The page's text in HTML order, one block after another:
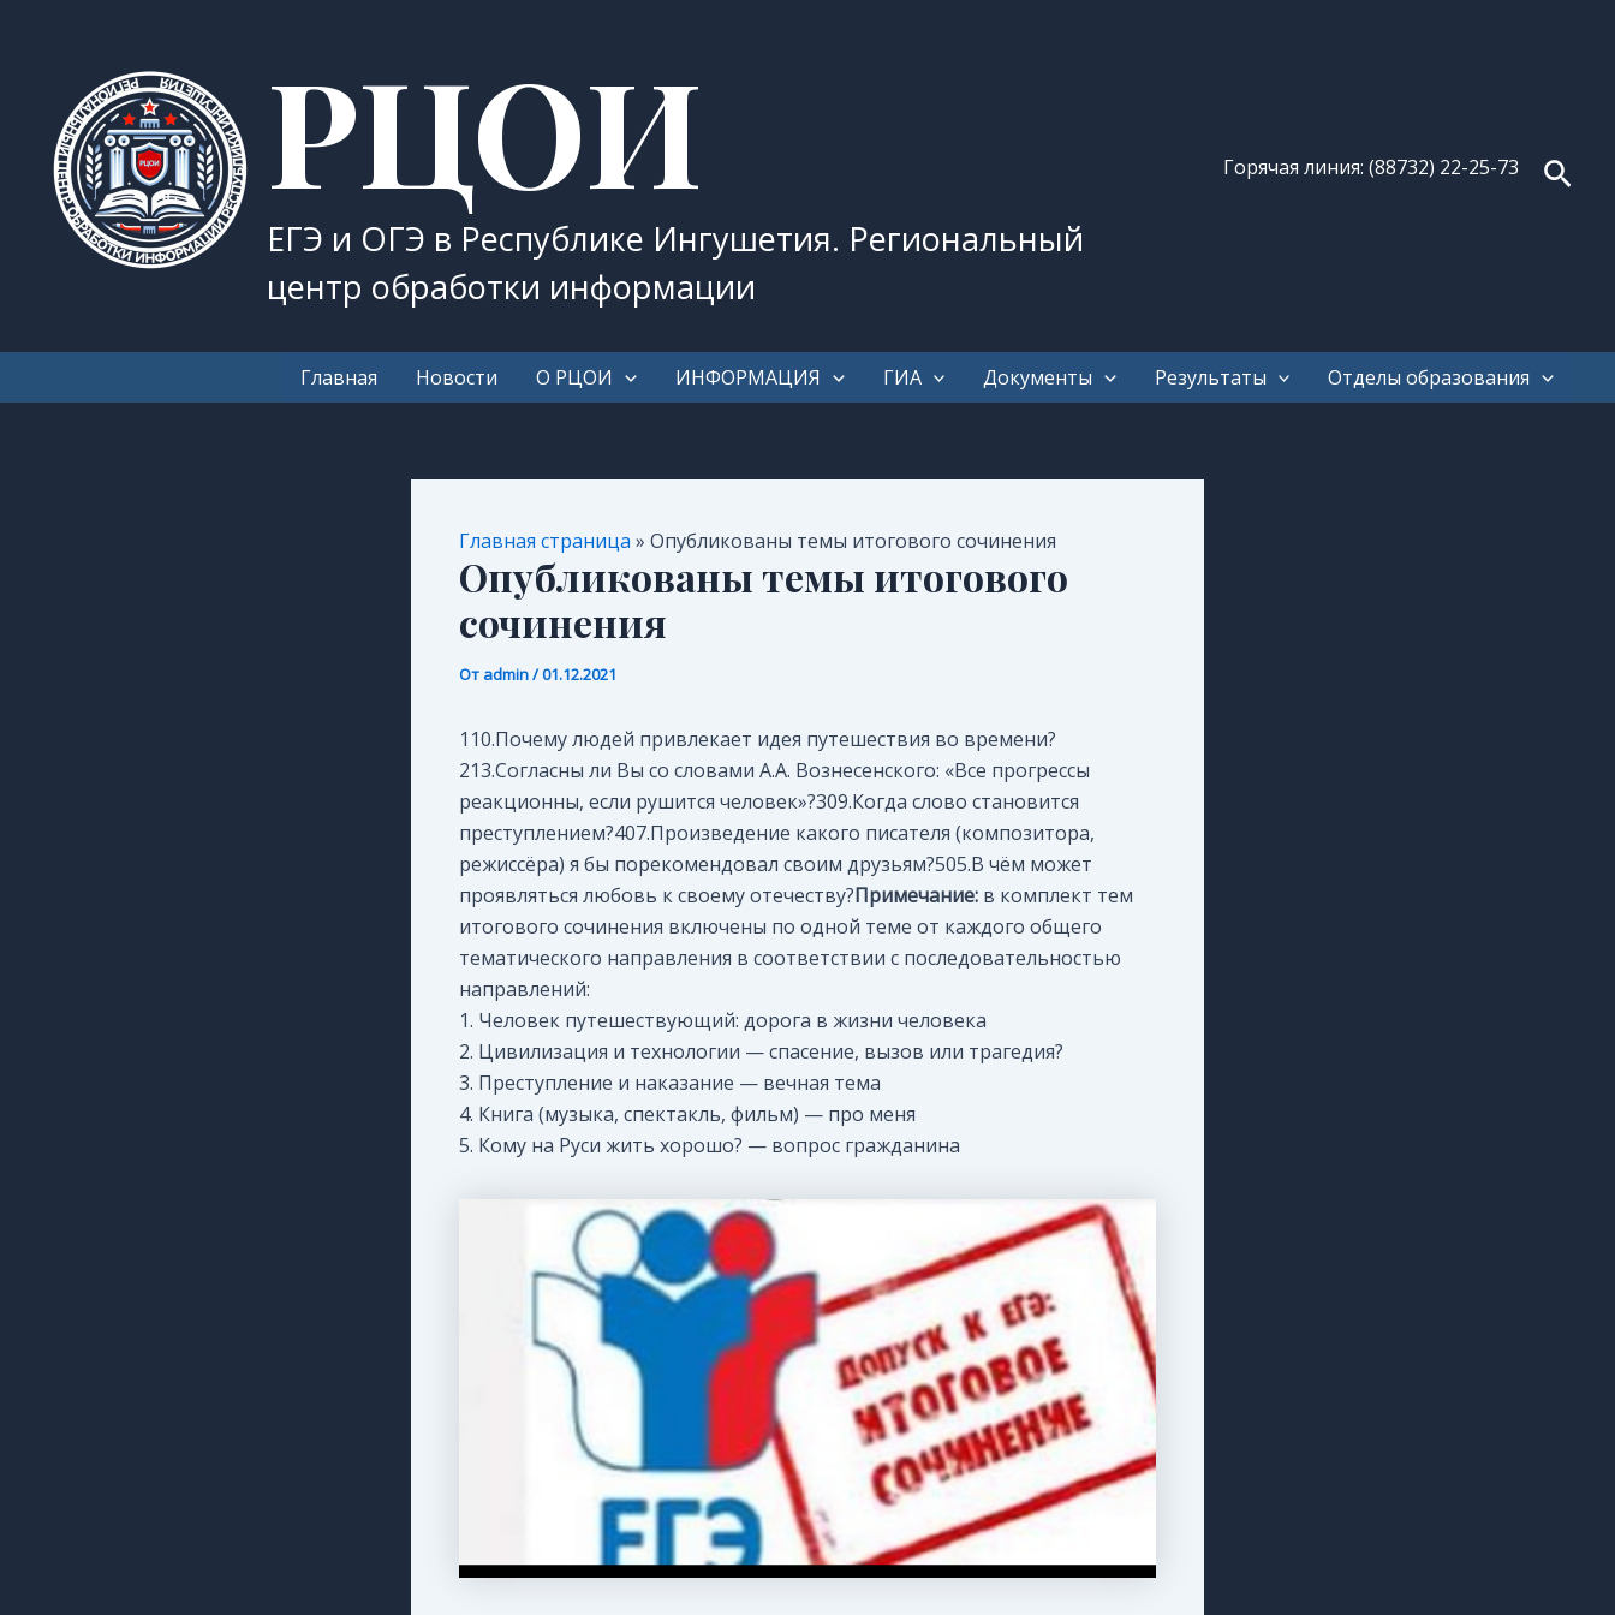
содержимому
РЦОИ
ЕГЭ и ОГЭ в Республике Ингушетия. Региональный
центр обработки информации
Горячая линия: (88732) 22-25-73
Главная Новости О РЦОИ ИНФОРМАЦИЯ ГИА Документы Результаты Отделы образования
Главная страница » Опубликованы темы итогового сочинения
Опубликованы темы итогового
сочинения
От admin/01.12.2021
110.Почему людей привлекает идея путешествия во времени?
213.Согласны ли Вы со словами А.А. Вознесенского: «Все прогрессы
реакционны, если рушится человек»?309.Когда слово становится
преступлением?407.Произведение какого писателя (композитора,
режиссёра) я бы порекомендовал своим друзьям?505.В чём может
проявляться любовь к своему отечеству?Примечание: в комплект тем
итогового сочинения включены по одной теме от каждого общего
тематического направления в соответствии с последовательностью
направлений:
1. Человек путешествующий: дорога в жизни человека
2. Цивилизация и технологии — спасение, вызов или трагедия?
3. Преступление и наказание — вечная тема
4. Книга (музыка, спектакль, фильм) — про меня
5. Кому на Руси жить хорошо? — вопрос гражданина